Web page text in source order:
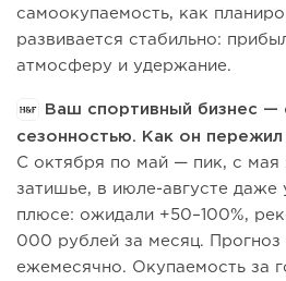
самоокупаемость, как
развивается стабильно:
атмосферу и удержание.
Ваш спортивный бизнес —
сезонностью. Как он
С октября по май — пик, с мая
затишье, в июле-августе даже
плюсе: ожидали +50–100%,
000 рублей за месяц.
ежемесячно. Окупаемость за